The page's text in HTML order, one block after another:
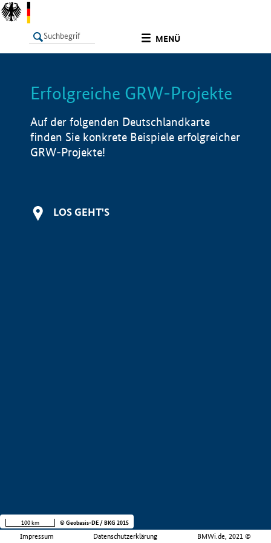
MENÜ
LISTE Info
Erfolgreiche GRW-Projekte
Auf der folgenden Deutschlandkarte
finden Sie konkrete Beispiele erfolgreicher
GRW-Projekte!
LOS GEHT'S
Impressum Datenschutzerklärung BMWi.de, 2021 ©
100 km © Geobasis-DE / BKG 2015